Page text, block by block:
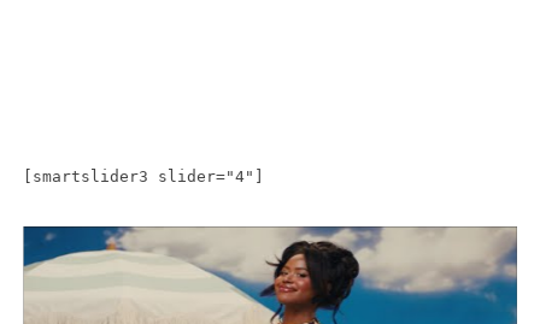
[smartslider3 slider="4"]